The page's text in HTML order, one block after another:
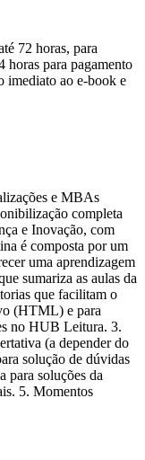
72 horas, para
horas para pagamento
imediato ao e-book e
e MBAs
completa
e Inovação, com
é composta por um
uma aprendizagem
sumariza as aulas da
que facilitam o
(HTML) e para
no HUB Leitura. 3.
(a depender do
solução de dúvidas
para soluções da
5. Momentos